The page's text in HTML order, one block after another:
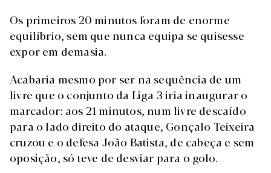
Os primeiros 20 minutos foram de enorme
equilíbrio, sem que nunca equipa se quisesse
expor em demasia.
Acabaria mesmo por ser na sequência de um
livre que o conjunto da Liga 3 iria inaugurar o
marcador: aos 21 minutos, num livre descaído
para o lado direito do ataque, Gonçalo Teixeira
cruzou e o defesa João Batista, de cabeça e sem
oposição, só teve de desviar para o golo.